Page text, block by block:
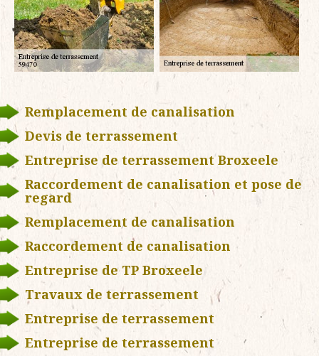
Remplacement de canalisation
Devis de terrassement
Entreprise de terrassement Broxeele
Raccordement de canalisation et pose de
regard
Remplacement de canalisation
Raccordement de canalisation
Entreprise de TP Broxeele
Travaux de terrassement
Entreprise de terrassement
Entreprise de terrassement